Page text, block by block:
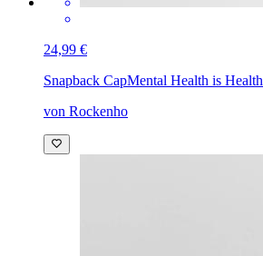
24,99 €
Snapback CapMental Health is Health
von Rockenho